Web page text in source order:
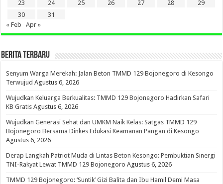
23
24 25 26 27 28
29
30
31
« Feb
Apr »
BERITA TERBARU
Senyum Warga Merekah: Jalan Beton TMMD 129 Bojonegoro di Kesongo
Terwujud Agustus 6, 2026
Wujudkan Keluarga Berkualitas: TMMD 129 Bojonegoro Hadirkan Safari
KB Gratis Agustus 6, 2026
Wujudkan Generasi Sehat dan UMKM Naik Kelas: Satgas TMMD 129
Bojonegoro Bersama Dinkes Edukasi Keamanan Pangan di Kesongo
Agustus 6, 2026
Derap Langkah Patriot Muda di Lintas Beton Kesongo: Pembuktian Sinergi
TNI-Rakyat Lewat TMMD 129 Bojonegoro Agustus 6, 2026
TMMD 129 Bojonegoro: ‘Suntik’ Gizi Balita dan Ibu Hamil Demi Masa